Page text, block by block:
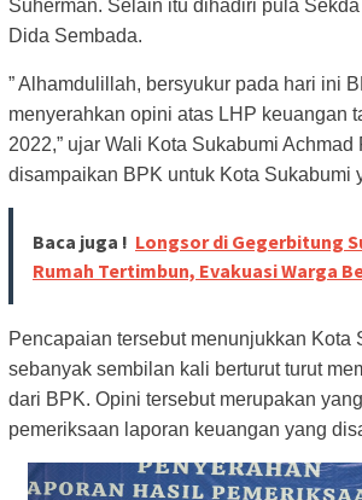
Suherman. Selain itu dihadiri pula
Dida Sembada.
” Alhamdulillah, bersyukur pada hari ini
menyerahkan opini atas LHP keuangan
2022,” ujar Wali Kota Sukabumi Achmad
disampaikan BPK untuk Kota Sukabumi
Baca juga ! Longsor di Gegerbitung
Rumah Tertimbun, Evakuasi Warga
Pencapaian tersebut menunjukkan Kota
sebanyak sembilan kali berturut turut
dari BPK. Opini tersebut merupakan
pemeriksaan laporan keuangan yang